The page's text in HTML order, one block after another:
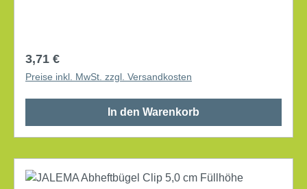
Regulärer Preis:
3,71 €
Preise inkl. MwSt. zzgl. Versandkosten
In den Warenkorb